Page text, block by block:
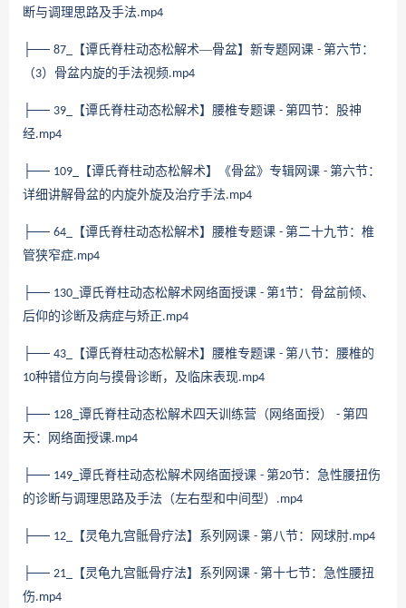
断与调理思路及手法.mp4
├── 87_ 【谭氏脊柱动态松解术—骨盆】新专题网课 - 第六节：
（3）骨盆内旋的手法视频.mp4
├── 39_ 【谭氏脊柱动态松解术】腰椎专题课 - 第四节：股神
经.mp4
├── 109_ 【谭氏脊柱动态松解术】《骨盆》专辑网课 - 第六节：
详细讲解骨盆的内旋外旋及治疗手法.mp4
├── 64_ 【谭氏脊柱动态松解术】腰椎专题课 - 第二十九节：椎
管狭窄症.mp4
├── 130_ 谭氏脊柱动态松解术网络面授课 - 第1节：骨盆前倾、
后仰的诊断及病症与矫正.mp4
├── 43_ 【谭氏脊柱动态松解术】腰椎专题课 - 第八节：腰椎的
10种错位方向与摸骨诊断，及临床表现.mp4
├── 128_ 谭氏脊柱动态松解术四天训练营（网络面授） - 第四
天：网络面授课.mp4
├── 149_ 谭氏脊柱动态松解术网络面授课 - 第20节：急性腰扭伤
的诊断与调理思路及手法（左右型和中间型） .mp4
├── 12_ 【灵龟九宫骶骨疗法】系列网课 - 第八节：网球肘.mp4
├── 21_ 【灵龟九宫骶骨疗法】系列网课 - 第十七节：急性腰扭
伤.mp4